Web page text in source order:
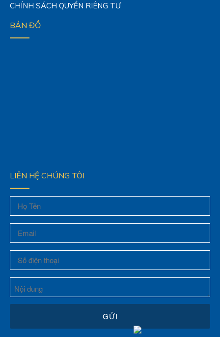
CHÍNH SÁCH QUYỀN RIÊNG TƯ
BẢN ĐỒ
LIÊN HỆ CHÚNG TÔI